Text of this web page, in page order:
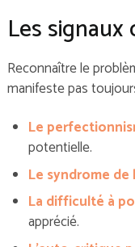
Les signaux
Reconnaître le
manifeste pas
Le
potentielle.
Le syndrome de
La difficulté à
apprécié.